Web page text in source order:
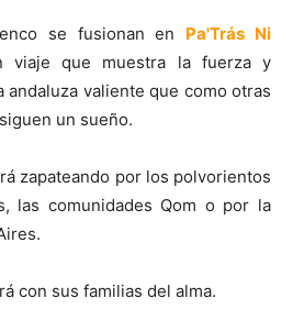
se fusionan en Pa'Trás Ni
viaje que muestra la fuerza y
andaluza valiente que como otras
un sueño.
zapateando por los polvorientos
las comunidades Qom o por la
con sus familias del alma.